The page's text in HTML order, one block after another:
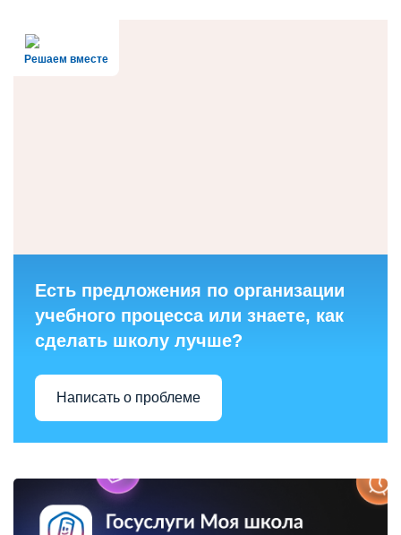
Решаем вместе
Есть предложения по организации
учебного процесса или знаете, как
сделать школу лучше?
Написать о проблеме